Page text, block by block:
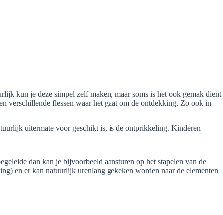
kun je deze simpel zelf maken, maar soms is het ook gemak dient
verschillende flessen waar het gaat om de ontdekking. Zo ook in
uitermate voor geschikt is, is de ontprikkeling. Kinderen
dan kan je bijvoorbeeld aansturen op het stapelen van de
en er kan natuurlijk urenlang gekeken worden naar de elementen